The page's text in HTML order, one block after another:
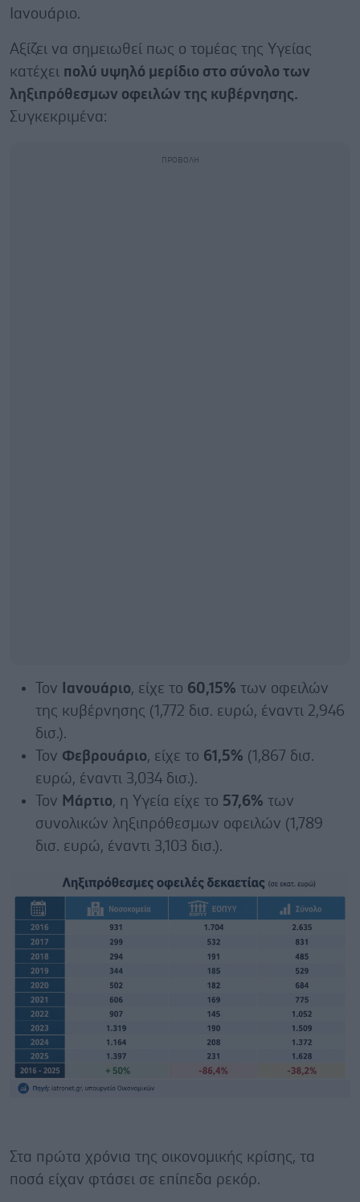
Ιανουάριο.
Αξίζει να σημειωθεί πως ο τομέας της Υγείας
κατέχει πολύ υψηλό μερίδιο στο σύνολο των
ληξιπρόθεσμων οφειλών της κυβέρνησης.
Συγκεκριμένα:
Τον Ιανουάριο, είχε το 60,15% των οφειλών
της κυβέρνησης (1,772 δισ. ευρώ, έναντι 2,946
δισ.).
Τον Φεβρουάριο, είχε το 61,5% (1,867 δισ.
ευρώ, έναντι 3,034 δισ.).
Τον Μάρτιο, η Υγεία είχε το 57,6% των
συνολικών ληξιπρόθεσμων οφειλών (1,789
δισ. ευρώ, έναντι 3,103 δισ.).
Στα πρώτα χρόνια της οικονομικής κρίσης, τα
ποσά είχαν φτάσει σε επίπεδα ρεκόρ.